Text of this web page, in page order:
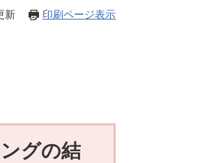
新 印刷ページ表示
グの結